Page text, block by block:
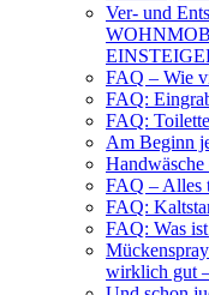
Ver- und
FAQ – Wie
FAQ:
FAQ:
Am Beginn
FAQ – Alles
FAQ:
FAQ: Was
wirklich gut